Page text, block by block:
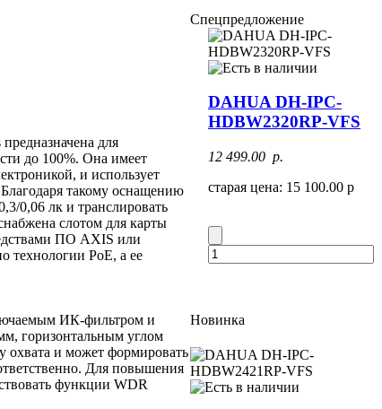
для
до 100%. Она имеет
и использует
такому оснащению
0,06 лк и транслировать
слотом для карты
ПО AXIS или
технологии PoE, а ее
ИК-фильтром и
горизонтальным углом
охвата и может формировать
Для повышения
функции WDR
Спецпредложение
DAHUA DH-IPC-
HDBW2320RP-VFS
12 499.00 p.
старая цена: 15 100.00 р
Новинка